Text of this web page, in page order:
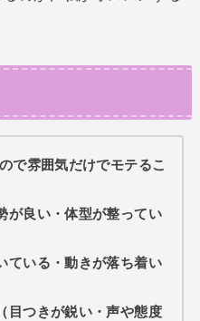
で雰囲気だけでモテるこ
が良い・体型が整ってい
ている・動きが落ち着い
目つきが鋭い・声や態度